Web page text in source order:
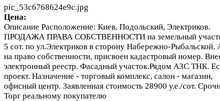
pic_53c6768624e9c.jpg
Цена:
Описание Расположение: Киев, Подольский, Электриков.
ПРОДАЖА ПРАВА СОБСТВЕННОСТИ на земельный
5 сот. по ул.Электриков в сторону Набережно-Рыбальской.
на право собственности, присвоен кадастровый номер.
электронный реестр. Фасадный участок.Рядом АЗС ТНК.
проект. Назначение - торговый комплекс, салон - магазин,
офисный центр. Заявленная стоимость 28900 у.е./сот.
Торг реальному покупателю